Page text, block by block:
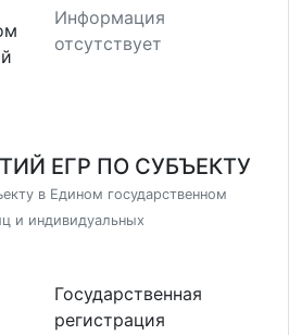
Информация
отсутствует
ЕГР ПО СУБЪЕКТУ
в Едином государственном
и индивидуальных
Государственная
регистрация